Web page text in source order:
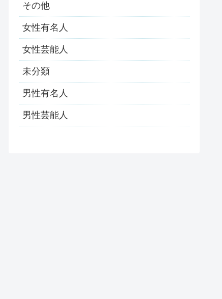
その他
女性有名人
女性芸能人
未分類
男性有名人
男性芸能人